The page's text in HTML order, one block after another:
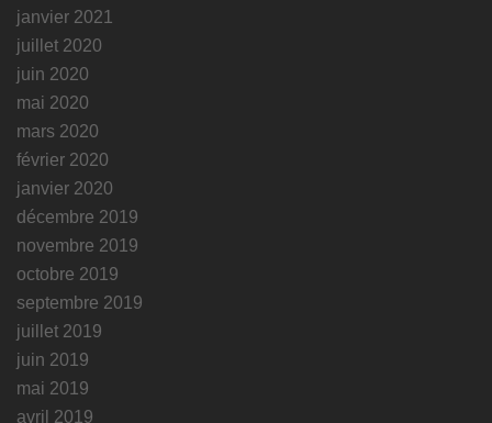
janvier 2021
juillet 2020
juin 2020
mai 2020
mars 2020
février 2020
janvier 2020
décembre 2019
novembre 2019
octobre 2019
septembre 2019
juillet 2019
juin 2019
mai 2019
avril 2019